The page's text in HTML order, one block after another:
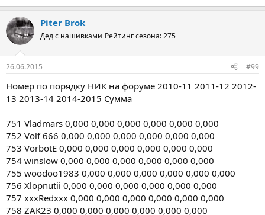
Piter Brok
Дед с нашивками Рейтинг сезона: 275
26.06.2015 #99
Номер по порядку НИК на форуме 2010-11 2011-12 2012-
13 2013-14 2014-2015 Сумма
751 Vladmars 0,000 0,000 0,000 0,000 0,000 0,000
752 Volf 666 0,000 0,000 0,000 0,000 0,000 0,000
753 VorbotE 0,000 0,000 0,000 0,000 0,000 0,000
754 winslow 0,000 0,000 0,000 0,000 0,000 0,000
755 woodoo1983 0,000 0,000 0,000 0,000 0,000 0,000
756 Xlopnutii 0,000 0,000 0,000 0,000 0,000 0,000
757 xxxRedxxx 0,000 0,000 0,000 0,000 0,000 0,000
758 ZAK23 0,000 0,000 0,000 0,000 0,000 0,000